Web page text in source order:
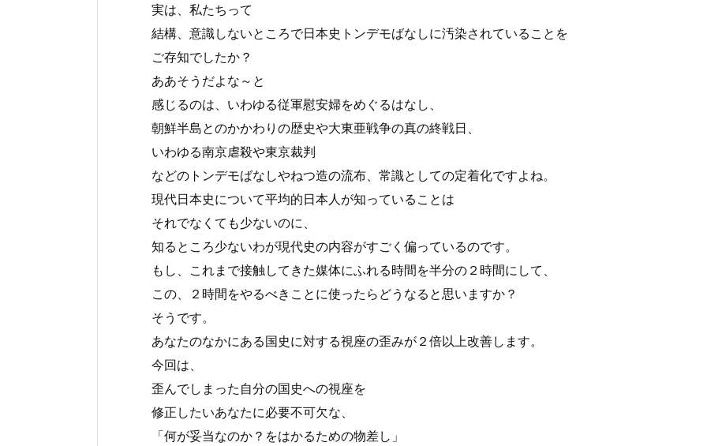
実は、私たちって
結構、意識しないところで日本史トンデモばなしに汚染されていることを
ご存知でしたか？
ああそうだよな～と
感じるのは、いわゆる従軍慰安婦をめぐるはなし、
朝鮮半島とのかかわりの歴史や大東亜戦争の真の終戦日、
いわゆる南京虐殺や東京裁判
などのトンデモばなしやねつ造の流布、常識としての定着化ですよね。
現代日本史について平均的日本人が知っていることは
それでなくても少ないのに、
知るところ少ないわが現代史の内容がすごく偏っているのです。
もし、これまで接触してきた媒体にふれる時間を半分の２時間にして、
この、２時間をやるべきことに使ったらどうなると思いますか？
そうです。
あなたのなかにある国史に対する視座の歪みが２倍以上改善します。
今回は、
歪んでしまった自分の国史への視座を
修正したいあなたに必要不可欠な、
「何が妥当なのか？をはかるための物差し」